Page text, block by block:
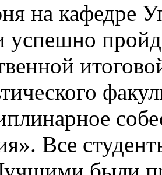
на кафедре
успешно
Все